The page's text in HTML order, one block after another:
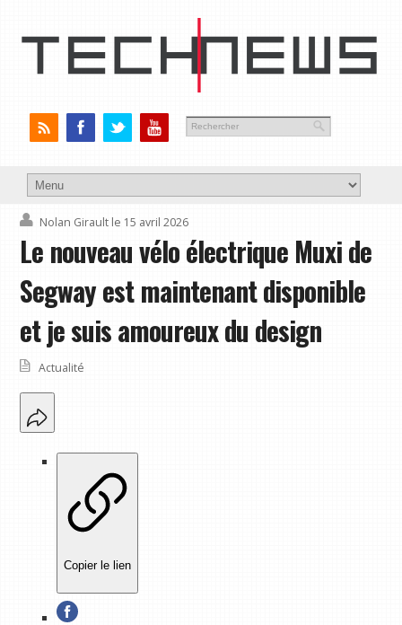
Nolan Girault le 15 avril 2026
Le nouveau vélo électrique Muxi de
Segway est maintenant disponible
et je suis amoureux du design
Actualité
Copier le lien